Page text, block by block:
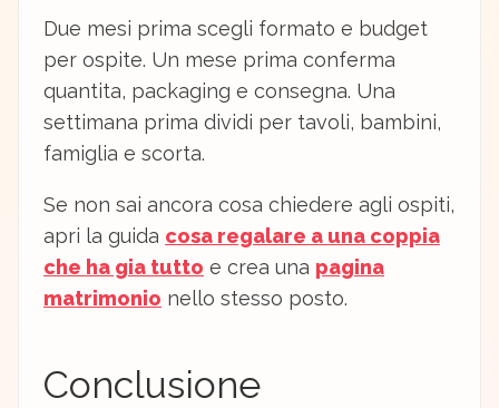
Due mesi prima scegli formato e budget
per ospite. Un mese prima conferma
quantita, packaging e consegna. Una
settimana prima dividi per tavoli, bambini,
famiglia e scorta.
Se non sai ancora cosa chiedere agli ospiti,
apri la guida cosa regalare a una coppia
che ha gia tutto e crea una pagina
matrimonio nello stesso posto.
Conclusione